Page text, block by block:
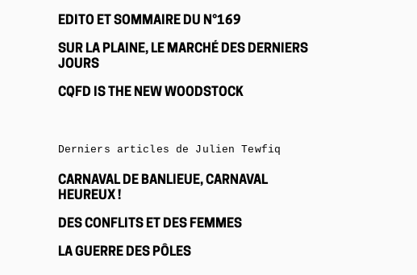
EDITO ET SOMMAIRE DU N°169
SUR LA PLAINE, LE MARCHÉ DES DERNIERS
JOURS
CQFD IS THE NEW WOODSTOCK
Derniers articles de Julien Tewfiq
CARNAVAL DE BANLIEUE, CARNAVAL
HEUREUX !
DES CONFLITS ET DES FEMMES
LA GUERRE DES PÔLES